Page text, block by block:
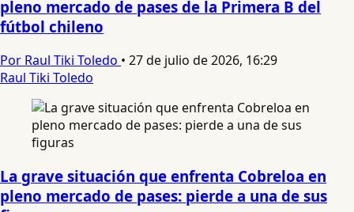
pleno mercado de pases de la Primera B del
fútbol chileno
Por Raul Tiki Toledo • 27 de julio de 2026, 16:29
Raul Tiki Toledo
La grave situación que enfrenta Cobreloa en
pleno mercado de pases: pierde a una de sus